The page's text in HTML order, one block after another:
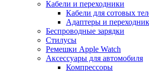
Кабели и переходники
Кабели для сотовых
Адаптеры и
Беспроводные зарядки
Стилусы
Ремешки Apple Watch
Аксессуары для автомобиля
Компрессоры